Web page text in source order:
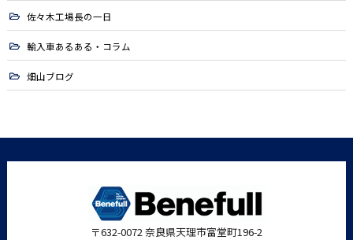
佐々木工場長の一日
輸入車あるある・コラム
畑山ブログ
〒632-0072 奈良県天理市富堂町196-2